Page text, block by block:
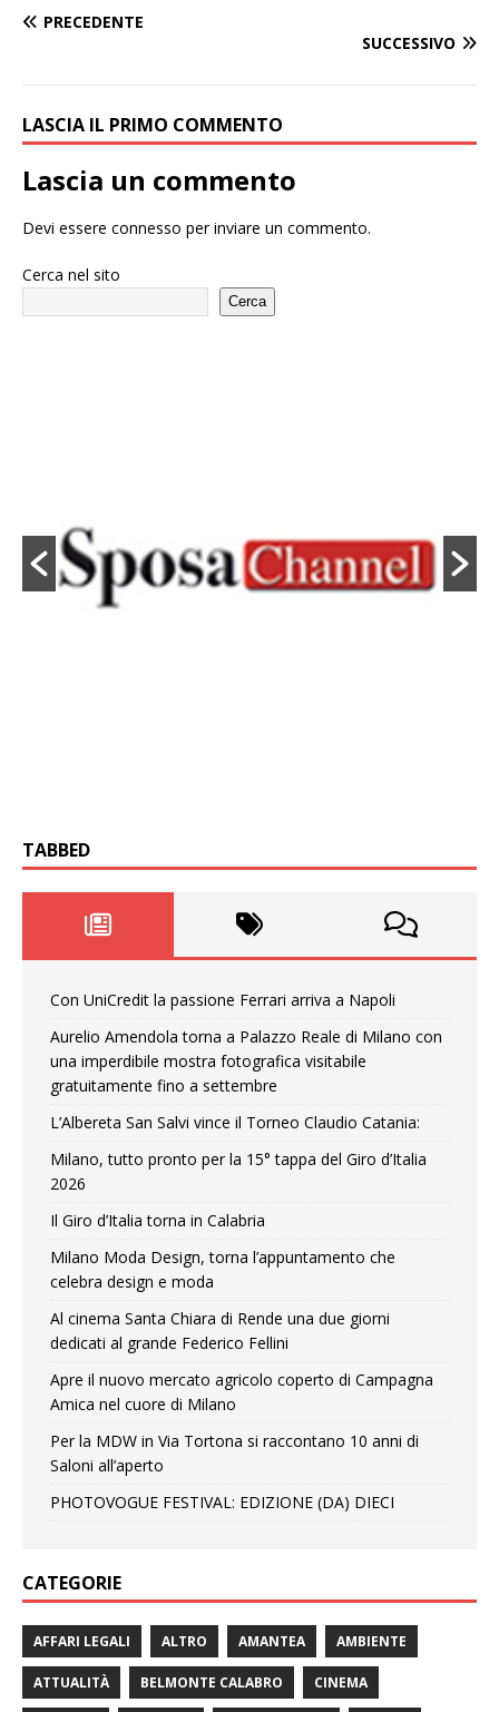
PRECEDENTE
SUCCESSIVO
LASCIA IL PRIMO COMMENTO
Lascia un commento
Devi essere connesso per inviare un commento.
Cerca nel sito
Cerca
TABBED
Con UniCredit la passione Ferrari arriva a Napoli
Aurelio Amendola torna a Palazzo Reale di Milano con
una imperdibile mostra fotografica visitabile
gratuitamente fino a settembre
L’Albereta San Salvi vince il Torneo Claudio Catania:
Milano, tutto pronto per la 15° tappa del Giro d’Italia
2026
Il Giro d’Italia torna in Calabria
Milano Moda Design, torna l’appuntamento che
celebra design e moda
Al cinema Santa Chiara di Rende una due giorni
dedicati al grande Federico Fellini
Apre il nuovo mercato agricolo coperto di Campagna
Amica nel cuore di Milano
Per la MDW in Via Tortona si raccontano 10 anni di
Saloni all’aperto
PHOTOVOGUE FESTIVAL: EDIZIONE (DA) DIECI
CATEGORIE
AFFARI LEGALI ALTRO AMANTEA AMBIENTE
ATTUALITÀ BELMONTE CALABRO CINEMA